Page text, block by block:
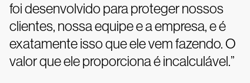
foi desenvolvido para proteger nossos
clientes, nossa equipe e a empresa, e é
exatamente isso que ele vem fazendo. O
valor que ele proporciona é incalculável.”